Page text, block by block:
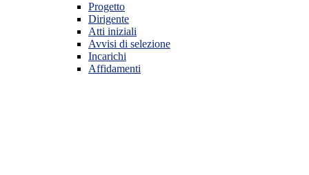
Progetto
Dirigente
Atti iniziali
Avvisi di selezione
Incarichi
Affidamenti